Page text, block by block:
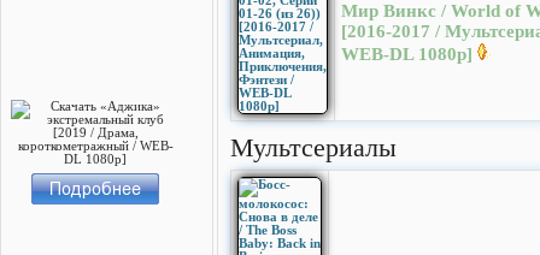
Мир Винкс / World of
[2016-2017 /
WEB-DL 1080p]
Мультсериалы